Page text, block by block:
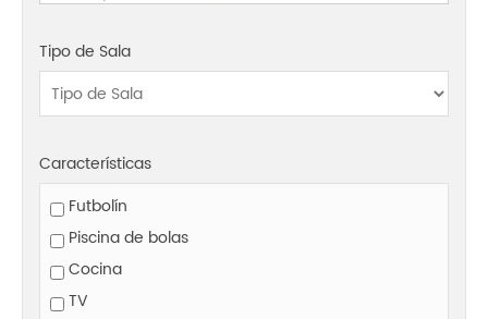
Tipo de Sala
Características
Futbolín
Piscina de bolas
Cocina
TV